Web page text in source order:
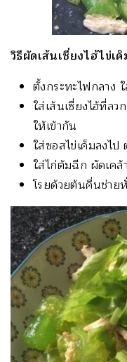
วิธีผัดเส้นเซี่ยงไฮ้ไข่เค็
ตั้งกระทะไฟกลาง
ใส่เส้นเซี่ยงไฮ้ที่ลว
ให้เข้ากัน
ใส่ซอสไข่เค็มลงไป
ใส่ไก่ต้มฉีก ผัดเคล้
โรยด้วยต้นคื่นช่าย